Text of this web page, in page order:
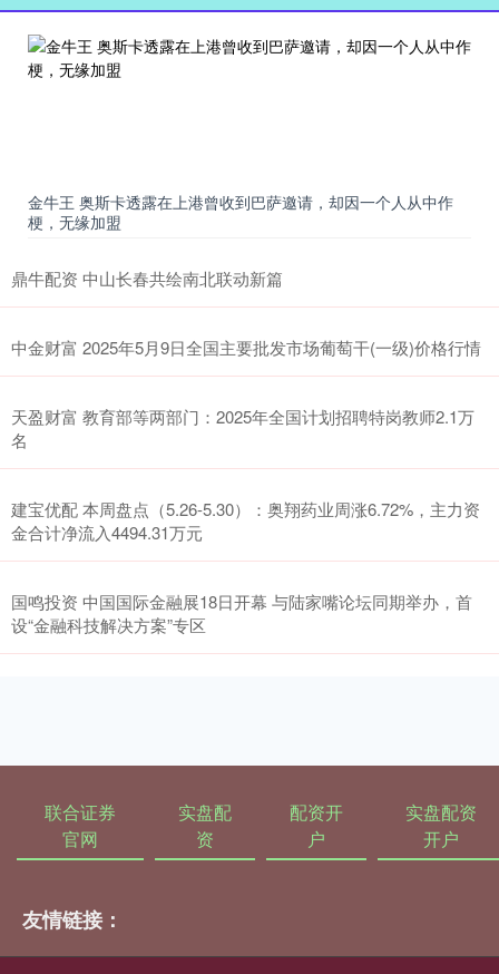
金牛王 奥斯卡透露在上港曾收到巴萨邀请，却因一个人从中作
梗，无缘加盟
鼎牛配资 中山长春共绘南北联动新篇
中金财富 2025年5月9日全国主要批发市场葡萄干(一级)价格行情
天盈财富 教育部等两部门：2025年全国计划招聘特岗教师2.1万
名
建宝优配 本周盘点（5.26-5.30）：奥翔药业周涨6.72%，主力资
金合计净流入4494.31万元
国鸣投资 中国国际金融展18日开幕 与陆家嘴论坛同期举办，首
设“金融科技解决方案”专区
联合证券
官网
实盘配
资
配资开
户
实盘配资
开户
友情链接：